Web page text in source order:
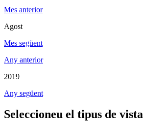
Mes anterior
Agost
Mes següent
Any anterior
2019
Any següent
Seleccioneu el tipus de vista